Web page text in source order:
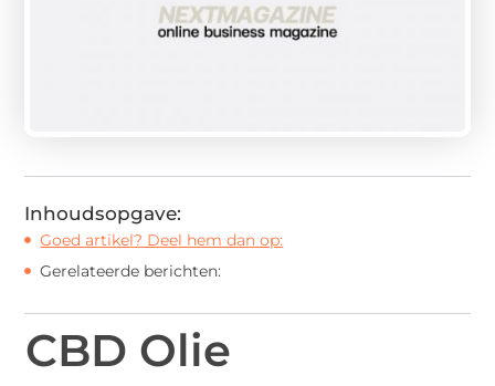
Inhoudsopgave:
Goed artikel? Deel hem dan op:
Gerelateerde berichten:
CBD Olie